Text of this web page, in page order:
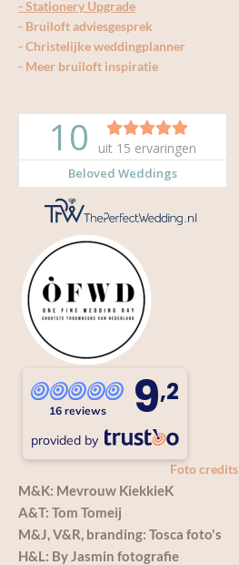
- Stationery Upgrade
- Bruiloft adviesgesprek
- Christelijke weddingplanner
- Meer bruiloft inspiratie
16 reviews 9,2
provided by
Foto credits
M&K: Mevrouw KiekkieK
A&T: Tom Tomeij
M&J, V&R, branding: Tosca foto's
H&L: By Jasmin fotografie